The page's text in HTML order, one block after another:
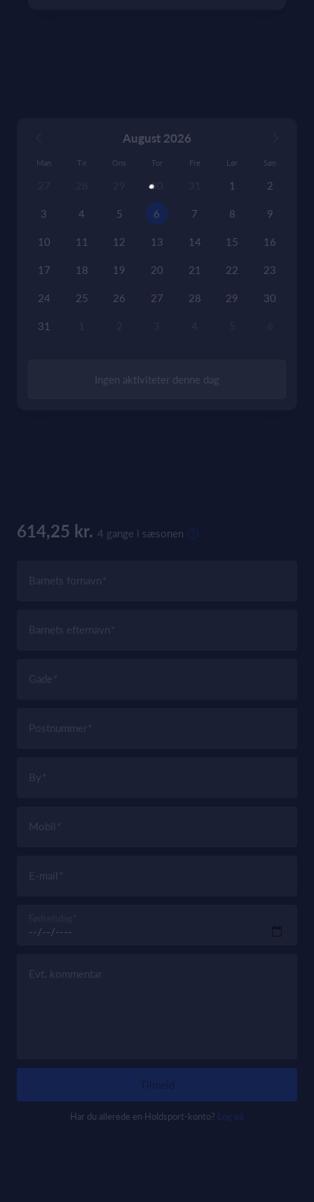
August 2026
Man Tir Ons Tor Fre Lør Søn
30 1 2
3 4 5 6 7 8 9
10 11 12 13 14 15 16
17 18 19 20 21 22 23
24 25 26 27 28 29 30
31
Ingen aktiviteter denne dag
614,25 kr. 4 gange i sæsonen
Barnets fornavn
Barnets efternavn
Gade
Postnummer
By
Mobil
E-mail
Evt. kommentar
Tilmeld
Har du allerede en Holdsport-konto? Log på